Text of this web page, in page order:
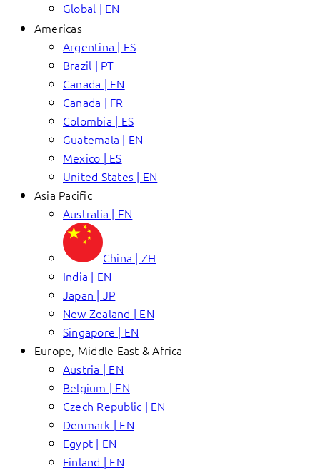
Global | EN
Americas
Argentina | ES
Brazil | PT
Canada | EN
Canada | FR
Colombia | ES
Guatemala | EN
Mexico | ES
United States | EN
Asia Pacific
Australia | EN
China | ZH
India | EN
Japan | JP
New Zealand | EN
Singapore | EN
Europe, Middle East & Africa
Austria | EN
Belgium | EN
Czech Republic | EN
Denmark | EN
Egypt | EN
Finland | EN